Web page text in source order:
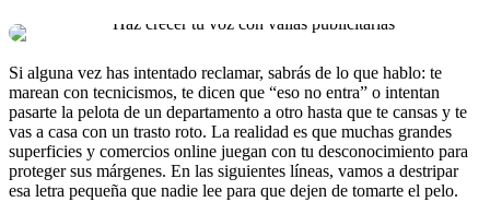
Si alguna vez has intentado reclamar, sabrás de lo que hablo: te
marean con tecnicismos, te dicen que “eso no entra” o intentan
pasarte la pelota de un departamento a otro hasta que te cansas y te
vas a casa con un trasto roto. La realidad es que muchas grandes
superficies y comercios online juegan con tu desconocimiento para
proteger sus márgenes. En las siguientes líneas, vamos a destripar
esa letra pequeña que nadie lee para que dejen de tomarte el pelo.